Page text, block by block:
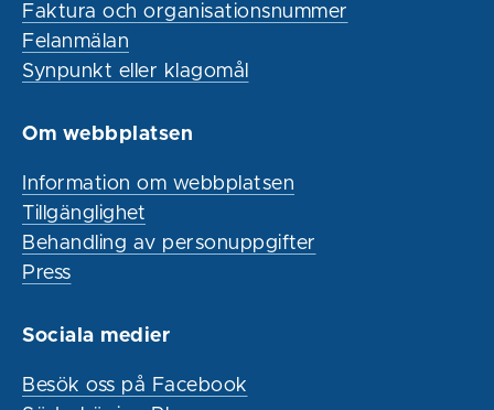
Faktura och organisationsnummer
Felanmälan
Synpunkt eller klagomål
Om webbplatsen
Information om webbplatsen
Tillgänglighet
Behandling av personuppgifter
Press
Sociala medier
Besök oss på Facebook